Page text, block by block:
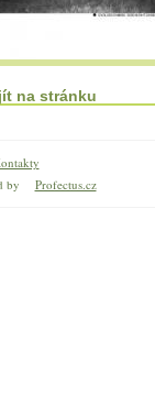
na stránku
by
Profectus.cz